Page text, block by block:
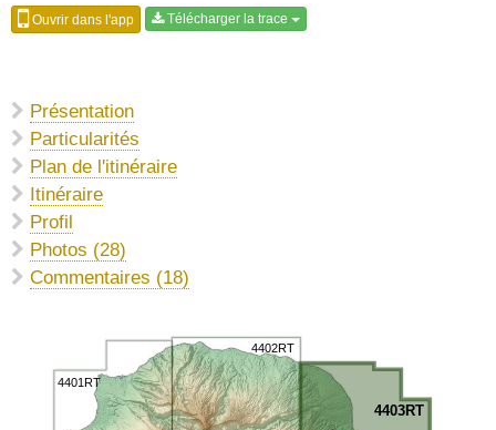
Ouvrir dans l'app Télécharger la trace
Présentation
Particularités
Plan de l'itinéraire
Itinéraire
Profil
Photos (28)
Commentaires (18)
4401RT
4402RT
4403RT